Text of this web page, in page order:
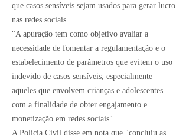
que casos sensíveis sejam usados para gerar lucro
nas redes sociais.
"A apuração tem como objetivo avaliar a
necessidade de fomentar a regulamentação e o
estabelecimento de parâmetros que evitem o uso
indevido de casos sensíveis, especialmente
aqueles que envolvem crianças e adolescentes
com a finalidade de obter engajamento e
monetização em redes sociais".
A Polícia Civil disse em nota que "concluiu as